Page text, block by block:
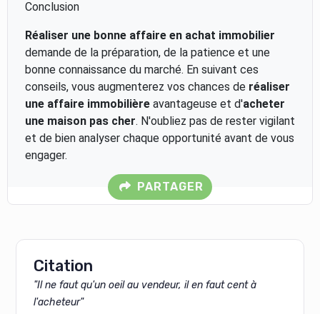
Conclusion
Réaliser une bonne affaire en achat immobilier
demande de la préparation, de la patience et une
bonne connaissance du marché. En suivant ces
conseils, vous augmenterez vos chances de réaliser
une affaire immobilièreavantageuse et d'acheter
une maison pas cher. N'oubliez pas de rester vigilant
et de bien analyser chaque opportunité avant de vous
engager.
PARTAGER
Citation
"Il ne faut qu'un oeil au vendeur, il en faut cent à
l'acheteur"